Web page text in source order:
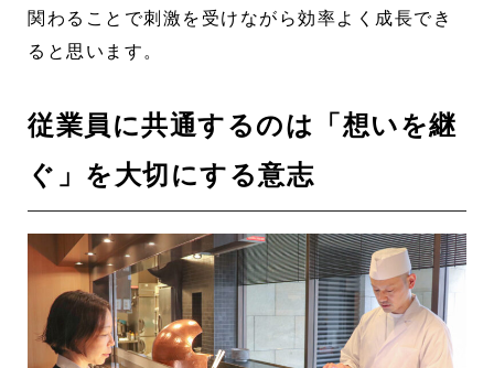
関わることで刺激を受けながら効率よく成長でき
ると思います。
従業員に共通するのは「想いを継
ぐ」を大切にする意志